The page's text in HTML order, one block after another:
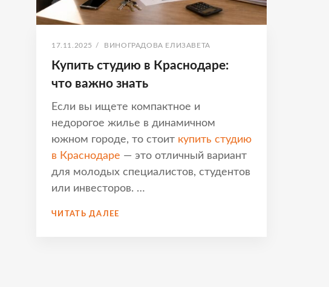
ОПУБЛИКОВАНО
17.11.2025 / АВТОР:
ВИНОГРАДОВА ЕЛИЗАВЕТА
Купить студию в Краснодаре:
что важно знать
Если вы ищете компактное и
недорогое жилье в динамичном
южном городе, то стоит купить студию
в Краснодаре — это отличный вариант
для молодых специалистов, студентов
или инвесторов. …
ЧИТАТЬ ДАЛЕЕ